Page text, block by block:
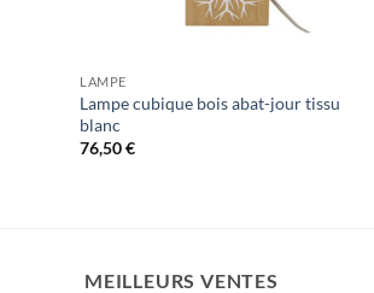
LAMPE
Lampe cubique bois abat-jour tissu
blanc
76,50€
MEILLEURS VENTES